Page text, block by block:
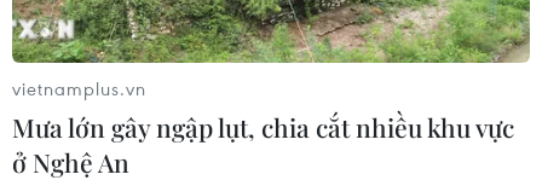
vietnamplus.vn
Mưa lớn gây ngập lụt, chia cắt nhiều khu vực
ở Nghệ An